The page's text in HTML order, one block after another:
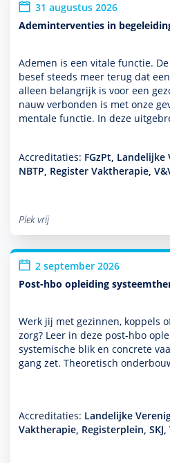
31 augustus 2026
Ademinterventies in
Ademen is een vitale functie.
besef steeds meer terug dat
alleen belang­rijk is voor een
nauw verbonden is met onze
mentale functie. In deze
Accreditaties: FGzPt, Landelijke
NBTP, Register Vaktherapie,
Plek vrij
2 september 2026
Post-hbo opleiding
Werk jij met gezin­nen, koppels
zorg? Leer in deze post-hbo
systemische blik en concrete
gang zet. Theoretisch
Accreditaties: Landelijke
Vaktherapie, Registerplein, SKJ,